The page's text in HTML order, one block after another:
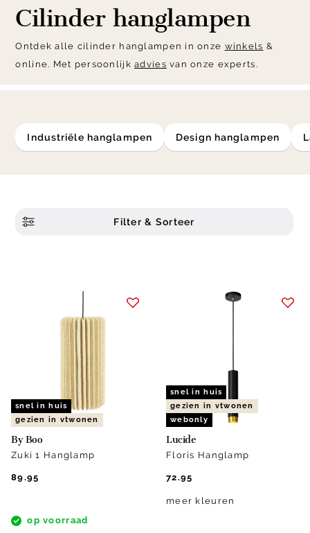
Cilinder hanglampen
Ontdek alle cilinder hanglampen in onze winkels &
online. Met persoonlijkadvies van onze experts.
industriële hanglampen design hanglampen
Filter & Sorteer
snel in huis
gezien in vtwonen
By Boo
Zuki 1 Hanglamp
89.95
op voorraad
snel in huis
gezien in vtwonen
webonly
Lucide
Floris Hanglamp
72.95
meer kleuren